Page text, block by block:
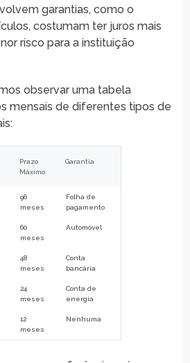
garantias, como o
costumam ter juros mais
risco para a instituição
observar uma tabela
mensais de diferentes tipos de
Prazo
Máximo
Garantia
96
meses
Folha de
pagamento
60
meses
Automóvel
48
meses
Conta
bancária
24
meses
Conta de
energia
12
meses
Nenhuma